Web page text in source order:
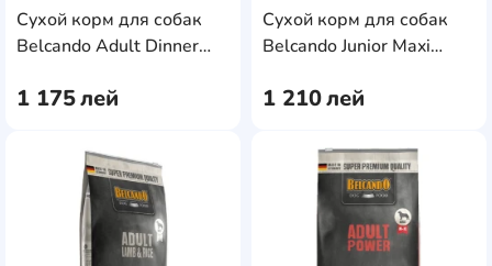
Сухой корм для собак
Belcando Adult Dinner
1 175лей
AddCardToCart
Сухой корм для собак
Belcando Junior Maxi
1 210лей
AddCardToFavourite